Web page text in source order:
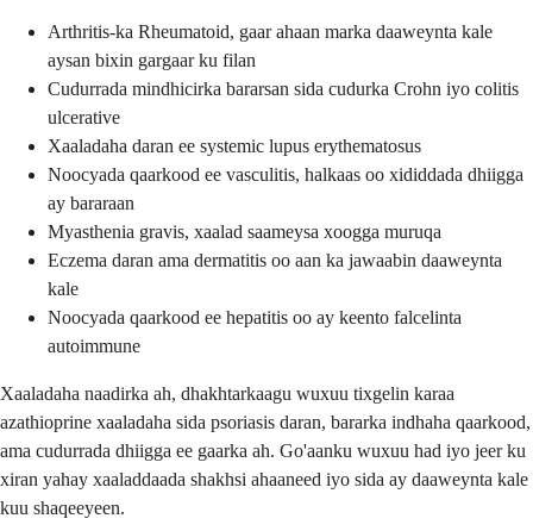
Arthritis-ka Rheumatoid, gaar ahaan marka daaweynta kale
aysan bixin gargaar ku filan
Cudurrada mindhicirka bararsan sida cudurka Crohn iyo colitis
ulcerative
Xaaladaha daran ee systemic lupus erythematosus
Noocyada qaarkood ee vasculitis, halkaas oo xididdada dhiigga
ay bararaan
Myasthenia gravis, xaalad saameysa xoogga muruqa
Eczema daran ama dermatitis oo aan ka jawaabin daaweynta
kale
Noocyada qaarkood ee hepatitis oo ay keento falcelinta
autoimmune
Xaaladaha naadirka ah, dhakhtarkaagu wuxuu tixgelin karaa
azathioprine xaaladaha sida psoriasis daran, bararka indhaha qaarkood,
ama cudurrada dhiigga ee gaarka ah. Go'aanku wuxuu had iyo jeer ku
xiran yahay xaaladdaada shakhsi ahaaneed iyo sida ay daaweynta kale
kuu shaqeeyeen.